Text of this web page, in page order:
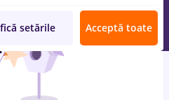
setările Acceptă toate